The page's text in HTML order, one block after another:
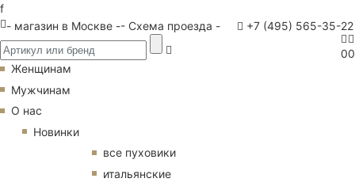
f
- магазин в Москве -- Схема проезда - +7 (495) 565-35-22
00
Женщинам
Мужчинам
О нас
Новинки
все пуховики
итальянские